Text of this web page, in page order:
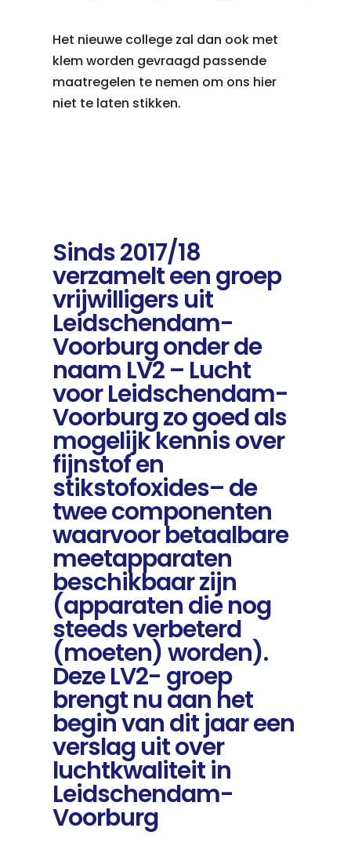
Het nieuwe college zal dan ook met
klem worden gevraagd passende
maatregelen te nemen om ons hier
niet te laten stikken.
Sinds 2017/18
verzamelt een groep
vrijwilligers uit
Leidschendam-
Voorburg onder de
naam LV2 – Lucht
voor Leidschendam-
Voorburg zo goed als
mogelijk kennis over
fijnstof en
stikstofoxides– de
twee componenten
waarvoor betaalbare
meetapparaten
beschikbaar zijn
(apparaten die nog
steeds verbeterd
(moeten) worden).
Deze LV2- groep
brengt nu aan het
begin van dit jaar een
verslag uit over
luchtkwaliteit in
Leidschendam-
Voorburg